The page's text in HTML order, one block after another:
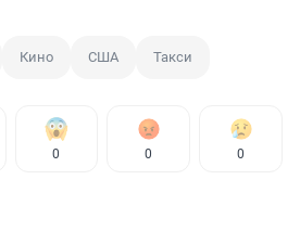
Кино США Такси
0 0 0